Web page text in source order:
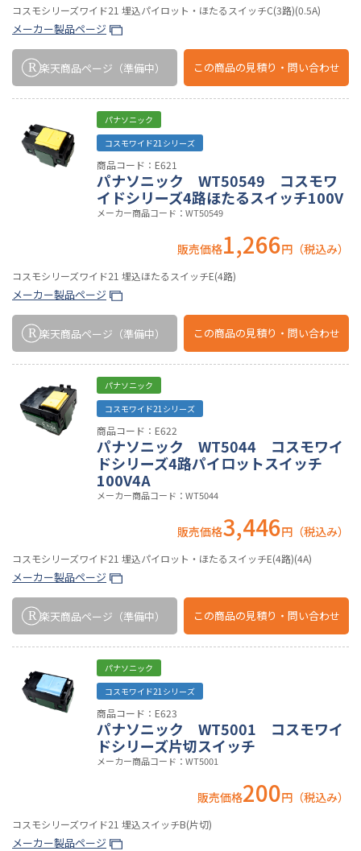
コスモシリーズワイド21 埋込パイロット・ほたるスイッチC(3路)(0.5A)
メーカー製品ページ
楽天商品ページ （準備中） この商品の見積り・問い合わせ
パナソニック
コスモワイド21シリーズ
商品コード：E621
パナソニック WT50549 コスモワ
イドシリーズ4路ほたるスイッチ100V
メーカー商品コード：WT50549
販売価格1,266円（税込み）
コスモシリーズワイド21 埋込ほたるスイッチE(4路)
メーカー製品ページ
楽天商品ページ （準備中） この商品の見積り・問い合わせ
パナソニック
コスモワイド21シリーズ
商品コード：E622
パナソニック WT5044 コスモワイ
ドシリーズ4路パイロットスイッチ
100V4A
メーカー商品コード：WT5044
販売価格3,446円（税込み）
コスモシリーズワイド21 埋込パイロット・ほたるスイッチE(4路)(4A)
メーカー製品ページ
楽天商品ページ （準備中） この商品の見積り・問い合わせ
パナソニック
コスモワイド21シリーズ
商品コード：E623
パナソニック WT5001 コスモワイ
ドシリーズ片切スイッチ
メーカー商品コード：WT5001
販売価格200円（税込み）
コスモシリーズワイド21 埋込スイッチB(片切)
メーカー製品ページ